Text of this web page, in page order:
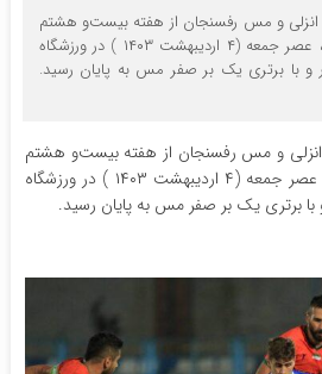
انزلی و مس رفسنجان از هفته بیست‌و هشتم
لیگ برتر باشگاه های کشور، عصر جمعه (۴ اردیبهشت ۱۴۰۳ ) در ورزشگاه
و با برتری یک بر صفر مس به پایان رسید.
انزلی و مس رفسنجان از هفته بیست‌و هشتم
لیگ برتر باشگاه های کشور، عصر جمعه (۴ اردیبهشت ۱۴۰۳ ) در ورزشگاه
با برتری یک بر صفر مس به پایان رسید.